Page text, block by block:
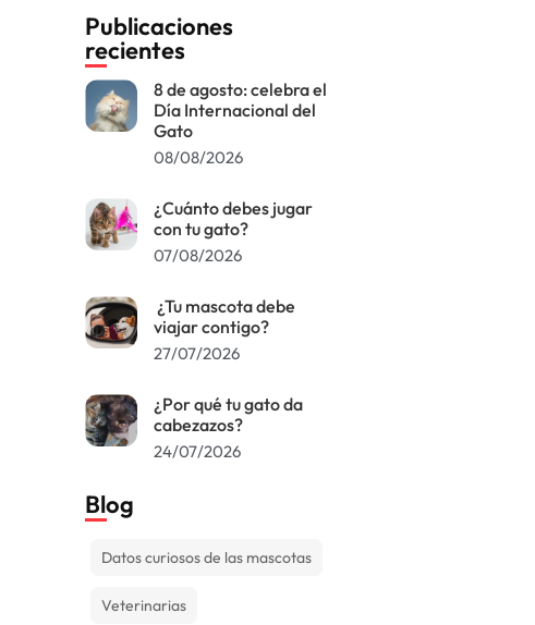
Publicaciones
recientes
8 de agosto: celebra el
Día Internacional del
Gato
08/08/2026
¿Cuánto debes jugar
con tu gato?
07/08/2026
¿Tu mascota debe
viajar contigo?
27/07/2026
¿Por qué tu gato da
cabezazos?
24/07/2026
Blog
Datos curiosos de las mascotas
Veterinarias